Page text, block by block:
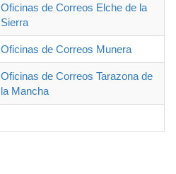
Oficinas de Correos Elche de la
Sierra
Oficinas de Correos Munera
Oficinas de Correos Tarazona de
la Mancha